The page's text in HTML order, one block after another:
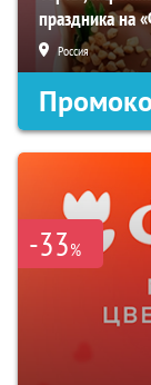
праздника на
Россия
-33%